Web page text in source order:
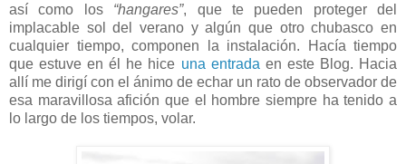
así como los “hangares”, que te pueden proteger del
implacable sol del verano y algún que otro chubasco en
cualquier tiempo, componen la instalación. Hacía tiempo
que estuve en él he hice una entrada en este Blog. Hacia
allí me dirigí con el ánimo de echar un rato de observador de
esa maravillosa afición que el hombre siempre ha tenido a
lo largo de los tiempos, volar.